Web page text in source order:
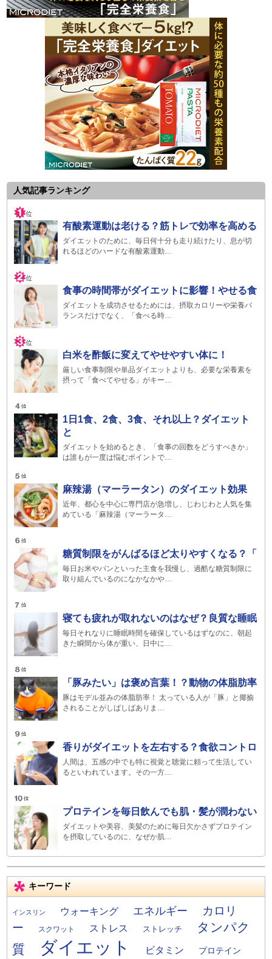
人気記事ランキング
有酸素運動は老ける？筋トレで効率を高める
ダイエットのために、毎日何十分も走り続けたり、息が切
れるほどのハードな有酸素運動…
食事の時間帯がダイエットに影響！やせる食
ダイエットを成功させるためには、摂取カロリーや栄養バ
ランスだけでなく、「食べる時…
白米を酢飯に変えてやせやすい体に！
厳しい食事制限や単品ダイエットよりも、必要な栄養素を
摂って「食べてやせる」がキー…
1日1食、2食、3食、それ以上？ダイエット
と
ダイエットを始めるとき、「食事の回数をどうすべきか」
は誰もが一度は悩むポイントで…
麻辣湯（マーラータン）のダイエット効果
近年、都心を中心に専門店が急増し、じわじわと人気を集
めている「麻辣湯（マーラータ…
糖質制限をがんばるほど太りやすくなる？「
毎日お米やパンといった主食を我慢し、過酷な糖質制限に
取り組んでいるのになかなかや…
寝ても疲れが取れないのはなぜ？良質な睡眠
毎日それなりに睡眠時間を確保しているはずなのに、朝起
きた瞬間から体が重い、日中に…
「豚みたい」は褒め言葉！？動物の体脂肪率
豚はモデル並みの体脂肪率！ 太っている人が「豚」と揶揄
されることがしばしばありま…
香りがダイエットを左右する？食欲コントロ
人間は、五感の中でも特に視覚と聴覚に頼って生活してい
るといわれています。その一方…
プロテインを毎日飲んでも肌・髪が潤わない
ダイエットや美容、美髪のために毎日欠かさずプロテイン
を摂取しているのに、なぜか肌…
キーワード
インスリン ウォーキング エネルギー
カロリ
ー
スクワット ストレス ストレッチ
タンパク
質
ダイエット ビタミン
プロテイン